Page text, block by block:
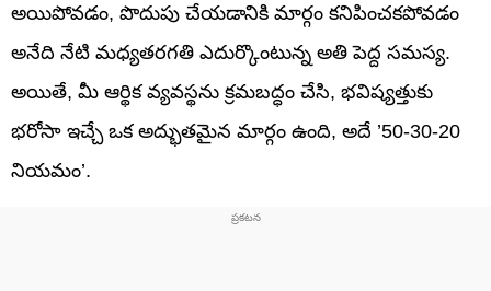
అయిపోవడం, పొదుపు చేయడానికి మార్గం కనిపించకపోవడం
అనేది నేటి మధ్యతరగతి ఎదుర్కొంటున్న అతి పెద్ద సమస్య.
అయితే, మీ ఆర్థిక వ్యవస్థను క్రమబద్ధం చేసి, భవిష్యత్తుకు
భరోసా ఇచ్చే ఒక అద్భుతమైన మార్గం ఉంది, అదే ’50-30-20
నియమం’.